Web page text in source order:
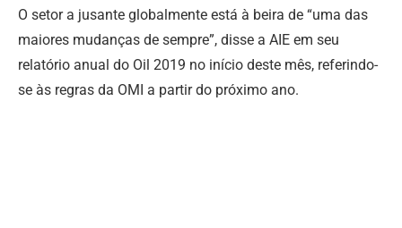
O setor a jusante globalmente está à beira de “uma das
maiores mudanças de sempre”, disse a AIE em seu
relatório anual do Oil 2019 no início deste mês, referindo-
se às regras da OMI a partir do próximo ano.